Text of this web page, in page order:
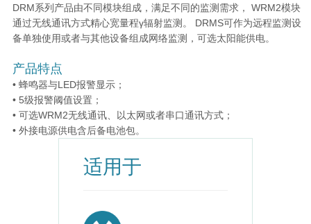
DRM系列产品由不同模块组成，满足不同的监测需求， WRM2模块
通过无线通讯方式精心宽量程γ辐射监测。 DRMS可作为远程监测设
备单独使用或者与其他设备组成网络监测，可选太阳能供电。
产品特点
• 蜂鸣器与LED报警显示；
• 5级报警阈值设置；
• 可选WRM2无线通讯、以太网或者串口通讯方式；
• 外接电源供电含后备电池包。
适用于